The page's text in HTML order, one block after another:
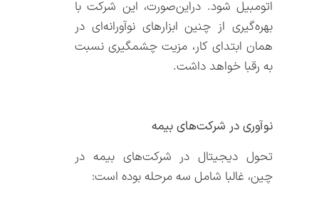
اتومبیل شود. در‌‌این‌‌صورت، این شرکت با
بهره‌‌گیری از چنین ابزارهای نوآورانه‌‌ای در
همان ابتدای کار، مزیت چشمگیری نسبت
به رقبا خواهد داشت.
نوآوری در شرکت‌‌های بیمه
تحول دیجیتال در شرکت‌‌های بیمه در
چین، غالبا شامل سه مرحله بوده است: